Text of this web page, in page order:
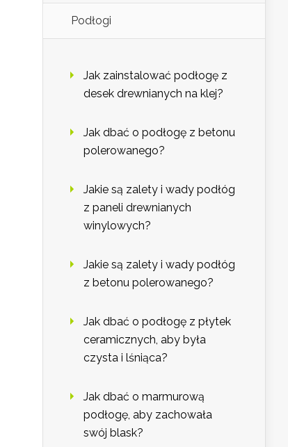
Podłogi
Jak zainstalować podłogę z
desek drewnianych na klej?
Jak dbać o podłogę z betonu
polerowanego?
Jakie są zalety i wady podłóg
z paneli drewnianych
winylowych?
Jakie są zalety i wady podłóg
z betonu polerowanego?
Jak dbać o podłogę z płytek
ceramicznych, aby była
czysta i lśniąca?
Jak dbać o marmurową
podłogę, aby zachowała
swój blask?